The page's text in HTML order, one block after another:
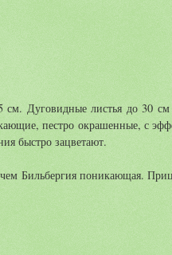
Дуговидные листья до 30
пестро окрашенные, с
быстро зацветают.
Бильбергия поникающая.